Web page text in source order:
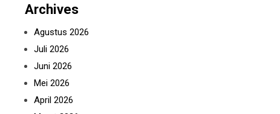
Archives
Agustus 2026
Juli 2026
Juni 2026
Mei 2026
April 2026